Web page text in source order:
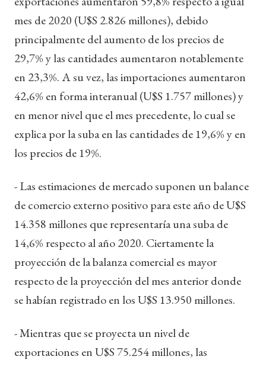
mes de 2020 (U$S 2.826 millones), debido
principalmente del aumento de los precios de
29,7% y las cantidades aumentaron notablemente
en 23,3%. A su vez, las importaciones aumentaron
42,6% en forma interanual (U$S 1.757 millones) y
en menor nivel que el mes precedente, lo cual se
explica por la suba en las cantidades de 19,6% y en
los precios de 19%.
- Las estimaciones de mercado suponen un balance
de comercio externo positivo para este año de U$S
14.358 millones que representaría una suba de
14,6% respecto al año 2020. Ciertamente la
proyección de la balanza comercial es mayor
respecto de la proyección del mes anterior donde
se habían registrado en los U$S 13.950 millones.
- Mientras que se proyecta un nivel de
exportaciones en U$S 75.254 millones, las